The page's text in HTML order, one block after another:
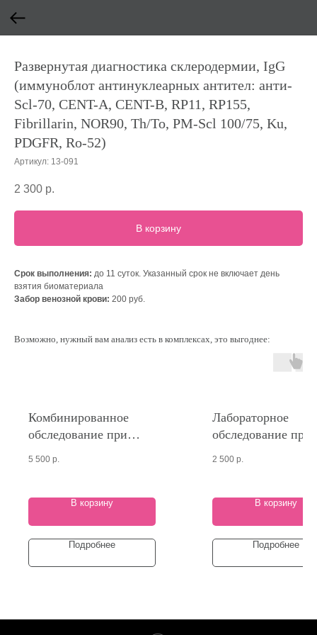
Развернутая диагностика склеродермии, IgG
(иммуноблот антинуклеарных антител: анти-
Scl-70, CENT-A, CENT-B, RP11, RP155,
Fibrillarin, NOR90, Th/To, PM-Scl 100/75, Ku,
PDGFR, Ro-52)
Артикул: 13-091
2 300 р.
В корзину
Срок выполнения: до 11 суток. Указанный срок не включает день
взятия биоматериала
Забор венозной крови: 200 руб.
Возможно, нужный вам анализ есть в комплексах, это выгоднее:
Комбинированное
обследование при
5 500 р.
В корзину
Подробнее
Лабораторное
обследование при
2 500 р.
В корзину
Подробнее